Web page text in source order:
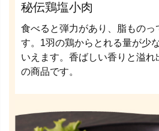
秘伝鶏塩小肉
食べると弾力があり、脂ものっ
す。1羽の鶏からとれる量が少
いえます。香ばしい香りと溢れ
の商品です。